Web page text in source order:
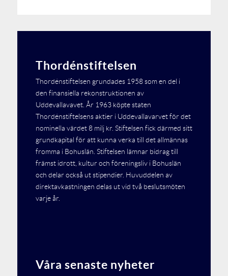
Thordénstiftelsen
Thordénstiftelsen grundades 1958 som en del i
den finansiella rekonstruktionen av
Uddevallavavet. År 1963 köpte staten
Thordénstiftelsens aktier i Uddevallavarvet för det
nominella värdet 8 milj kr. Stiftelsen fick därmed sitt
grundkapital för att kunna verka till det allmännas
fromma i Bohuslän. Stiftelsen lämnar bidrag till
främst idrott, kultur och föreningsliv i Bohuslän
och delar också ut stipendier. Huvuddelen av
direktavkastningen delas ut vid två beslutsmöten
varje år.
Våra senaste nyheter